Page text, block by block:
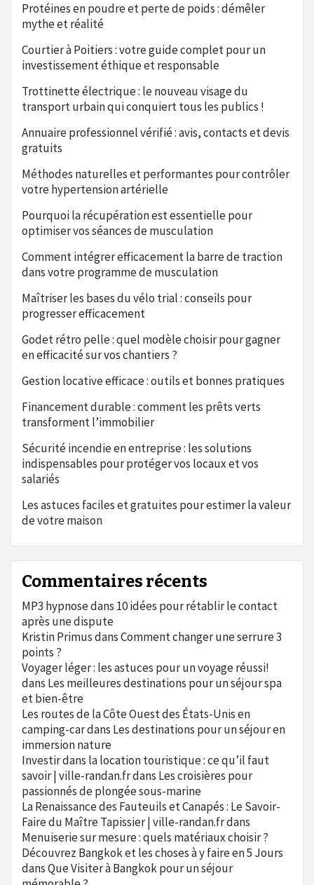
Protéines en poudre et perte de poids : démêler
mythe et réalité
Courtier à Poitiers : votre guide complet pour un
investissement éthique et responsable
Trottinette électrique : le nouveau visage du
transport urbain qui conquiert tous les publics !
Annuaire professionnel vérifié : avis, contacts et devis
gratuits
Méthodes naturelles et performantes pour contrôler
votre hypertension artérielle
Pourquoi la récupération est essentielle pour
optimiser vos séances de musculation
Comment intégrer efficacement la barre de traction
dans votre programme de musculation
Maîtriser les bases du vélo trial : conseils pour
progresser efficacement
Godet rétro pelle : quel modèle choisir pour gagner
en efficacité sur vos chantiers ?
Gestion locative efficace : outils et bonnes pratiques
Financement durable : comment les prêts verts
transforment l’immobilier
Sécurité incendie en entreprise : les solutions
indispensables pour protéger vos locaux et vos
salariés
Les astuces faciles et gratuites pour estimer la valeur
de votre maison
Commentaires récents
MP3 hypnosedans 10 idées pour rétablir le contact
après une dispute
Kristin PrimusdansComment changer une serrure 3
points ?
Voyager léger : les astuces pour un voyage réussi!
dans Les meilleures destinations pour un séjour spa
et bien-être
Les routes de la Côte Ouest des États-Unis en
camping-cardans Les destinations pour un séjour en
immersion nature
Investir dans la location touristique : ce qu’il faut
savoir | ville-randan.frdans Les croisières pour
passionnés de plongée sous-marine
La Renaissance des Fauteuils et Canapés : Le Savoir-
Faire du Maître Tapissier | ville-randan.frdans
Menuiserie sur mesure : quels matériaux choisir ?
Découvrez Bangkok et les choses à y faire en 5 Jours
dansQue Visiter à Bangkok pour un séjour